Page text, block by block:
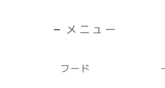
メニュー
フード